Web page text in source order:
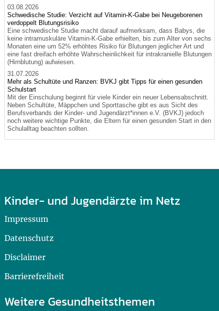
03.08.2026
Schwedische Studie: Verzicht auf Vitamin-K-Gabe bei Neugeborenen
verdoppelt Blutungsrisiko
Eine schwedische Studie macht darauf aufmerksam, dass Babys, die
keine intramuskuläre Vitamin-K-Gabe erhielten, bis zum Alter von sechs
Monaten eine um 52% erhöhtes Risiko für Blutungen jeglicher Art und
eine fast dreifach erhöhte Wahrscheinlichkeit für intrakranielle Blutungen
(Hirnblutung) aufwiesen.
31.07.2026
Mehr als Schultüte und Ranzen: BVKJ gibt Tipps für einen gesunden
Schulstart
Mit der Einschulung beginnt für viele Kinder ein neuer Lebensabschnitt.
Neben Schultüte, Mäppchen und Sporttasche gibt es aus Sicht des
Berufsverbands der Kinder- und Jugendärzt*innen e.V. (BVKJ) jedoch
noch weitere wichtige Punkte, die Eltern für einen gesunden Start in den
Schulalltag beachten sollten.
Kinder- und Jugendärzte im Netz
Impressum
Datenschutz
Disclaimer
Barrierefreiheit
Weitere Gesundheitsthemen